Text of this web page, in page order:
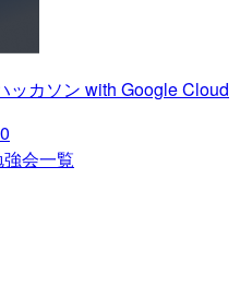
ッカソン with Google Cloud
会一覧